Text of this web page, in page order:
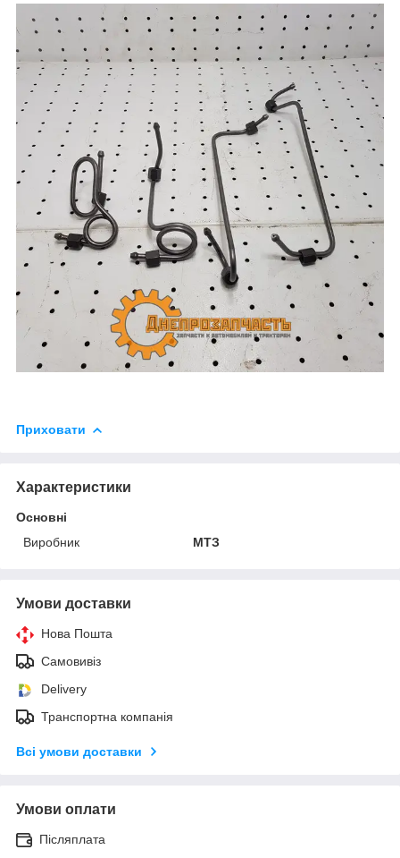
Приховати
Характеристики
Основні
Виробник
МТЗ
Умови доставки
Нова Пошта
Самовивіз
Delivery
Транспортна компанія
Всі умови доставки
Умови оплати
Післяплата